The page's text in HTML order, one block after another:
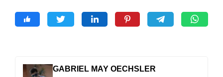
GABRIEL MAY OECHSLER